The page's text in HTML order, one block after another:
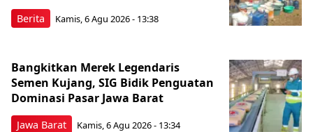
Berita Kamis, 6 Agu 2026 - 13:38
Jawa Barat
Bangkitkan Merek Legendaris
Semen Kujang, SIG Bidik Penguatan
Dominasi Pasar Jawa Barat
Kamis, 6 Agu 2026 - 13:34